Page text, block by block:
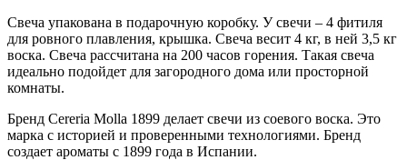
Свеча упакована в подарочную коробку. У свечи – 4 фитиля
для ровного плавления, крышка. Свеча весит 4 кг, в ней 3,5 кг
воска. Свеча рассчитана на 200 часов горения. Такая свеча
идеально подойдет для загородного дома или просторной
комнаты.
Бренд Cereria Molla 1899 делает свечи из соевого воска. Это
марка с историей и проверенными технологиями. Бренд
создает ароматы с 1899 года в Испании.